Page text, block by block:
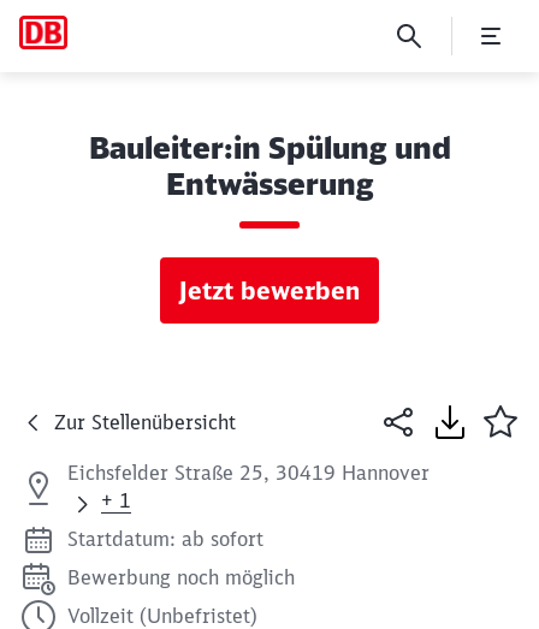
Bauleiter:in Spülung und
Entwässerung
Jetzt bewerben
Zur Stellenübersicht
Eichsfelder Straße 25, 30419 Hannover
+ 1
Startdatum: ab sofort
Bewerbung noch möglich
Vollzeit (Unbefristet)